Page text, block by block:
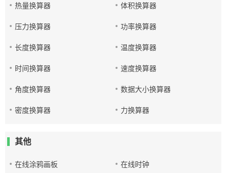
热量换算器 体积换算器
压力换算器 功率换算器
长度换算器 温度换算器
时间换算器 速度换算器
角度换算器 数据大小换算器
密度换算器 力换算器
其他
在线涂鸦画板 在线时钟